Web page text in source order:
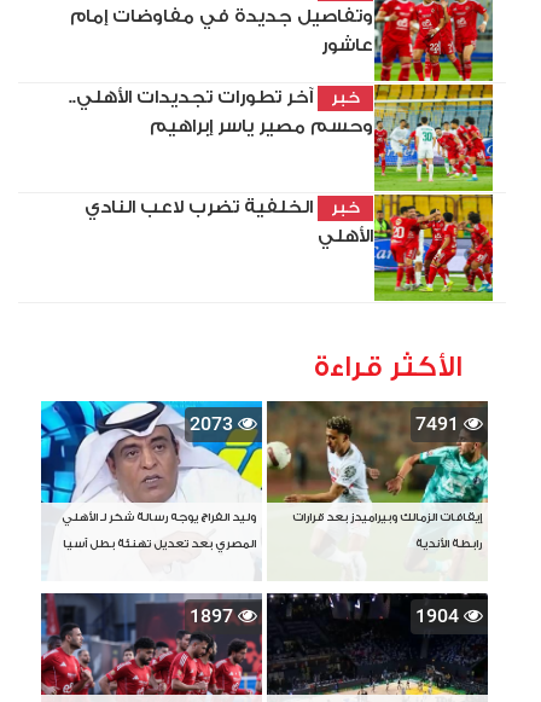
وتفاصيل جديدة في مفاوضات إمام
عاشور
خبر
آخر تطورات تجديدات الأهلي..
وحسم مصير ياسر إبراهيم
خبر
الخلفية تضرب لاعب النادي
الأهلي
الأكثر قراءة
7491
إيقافات الزمالك وبيراميدز بعد قرارات
رابطة الأندية
2073
وليد الفراج يوجه رسالة شكر لـ الأهلي
المصري بعد تعديل تهنئة بطل آسيا
1904
1897